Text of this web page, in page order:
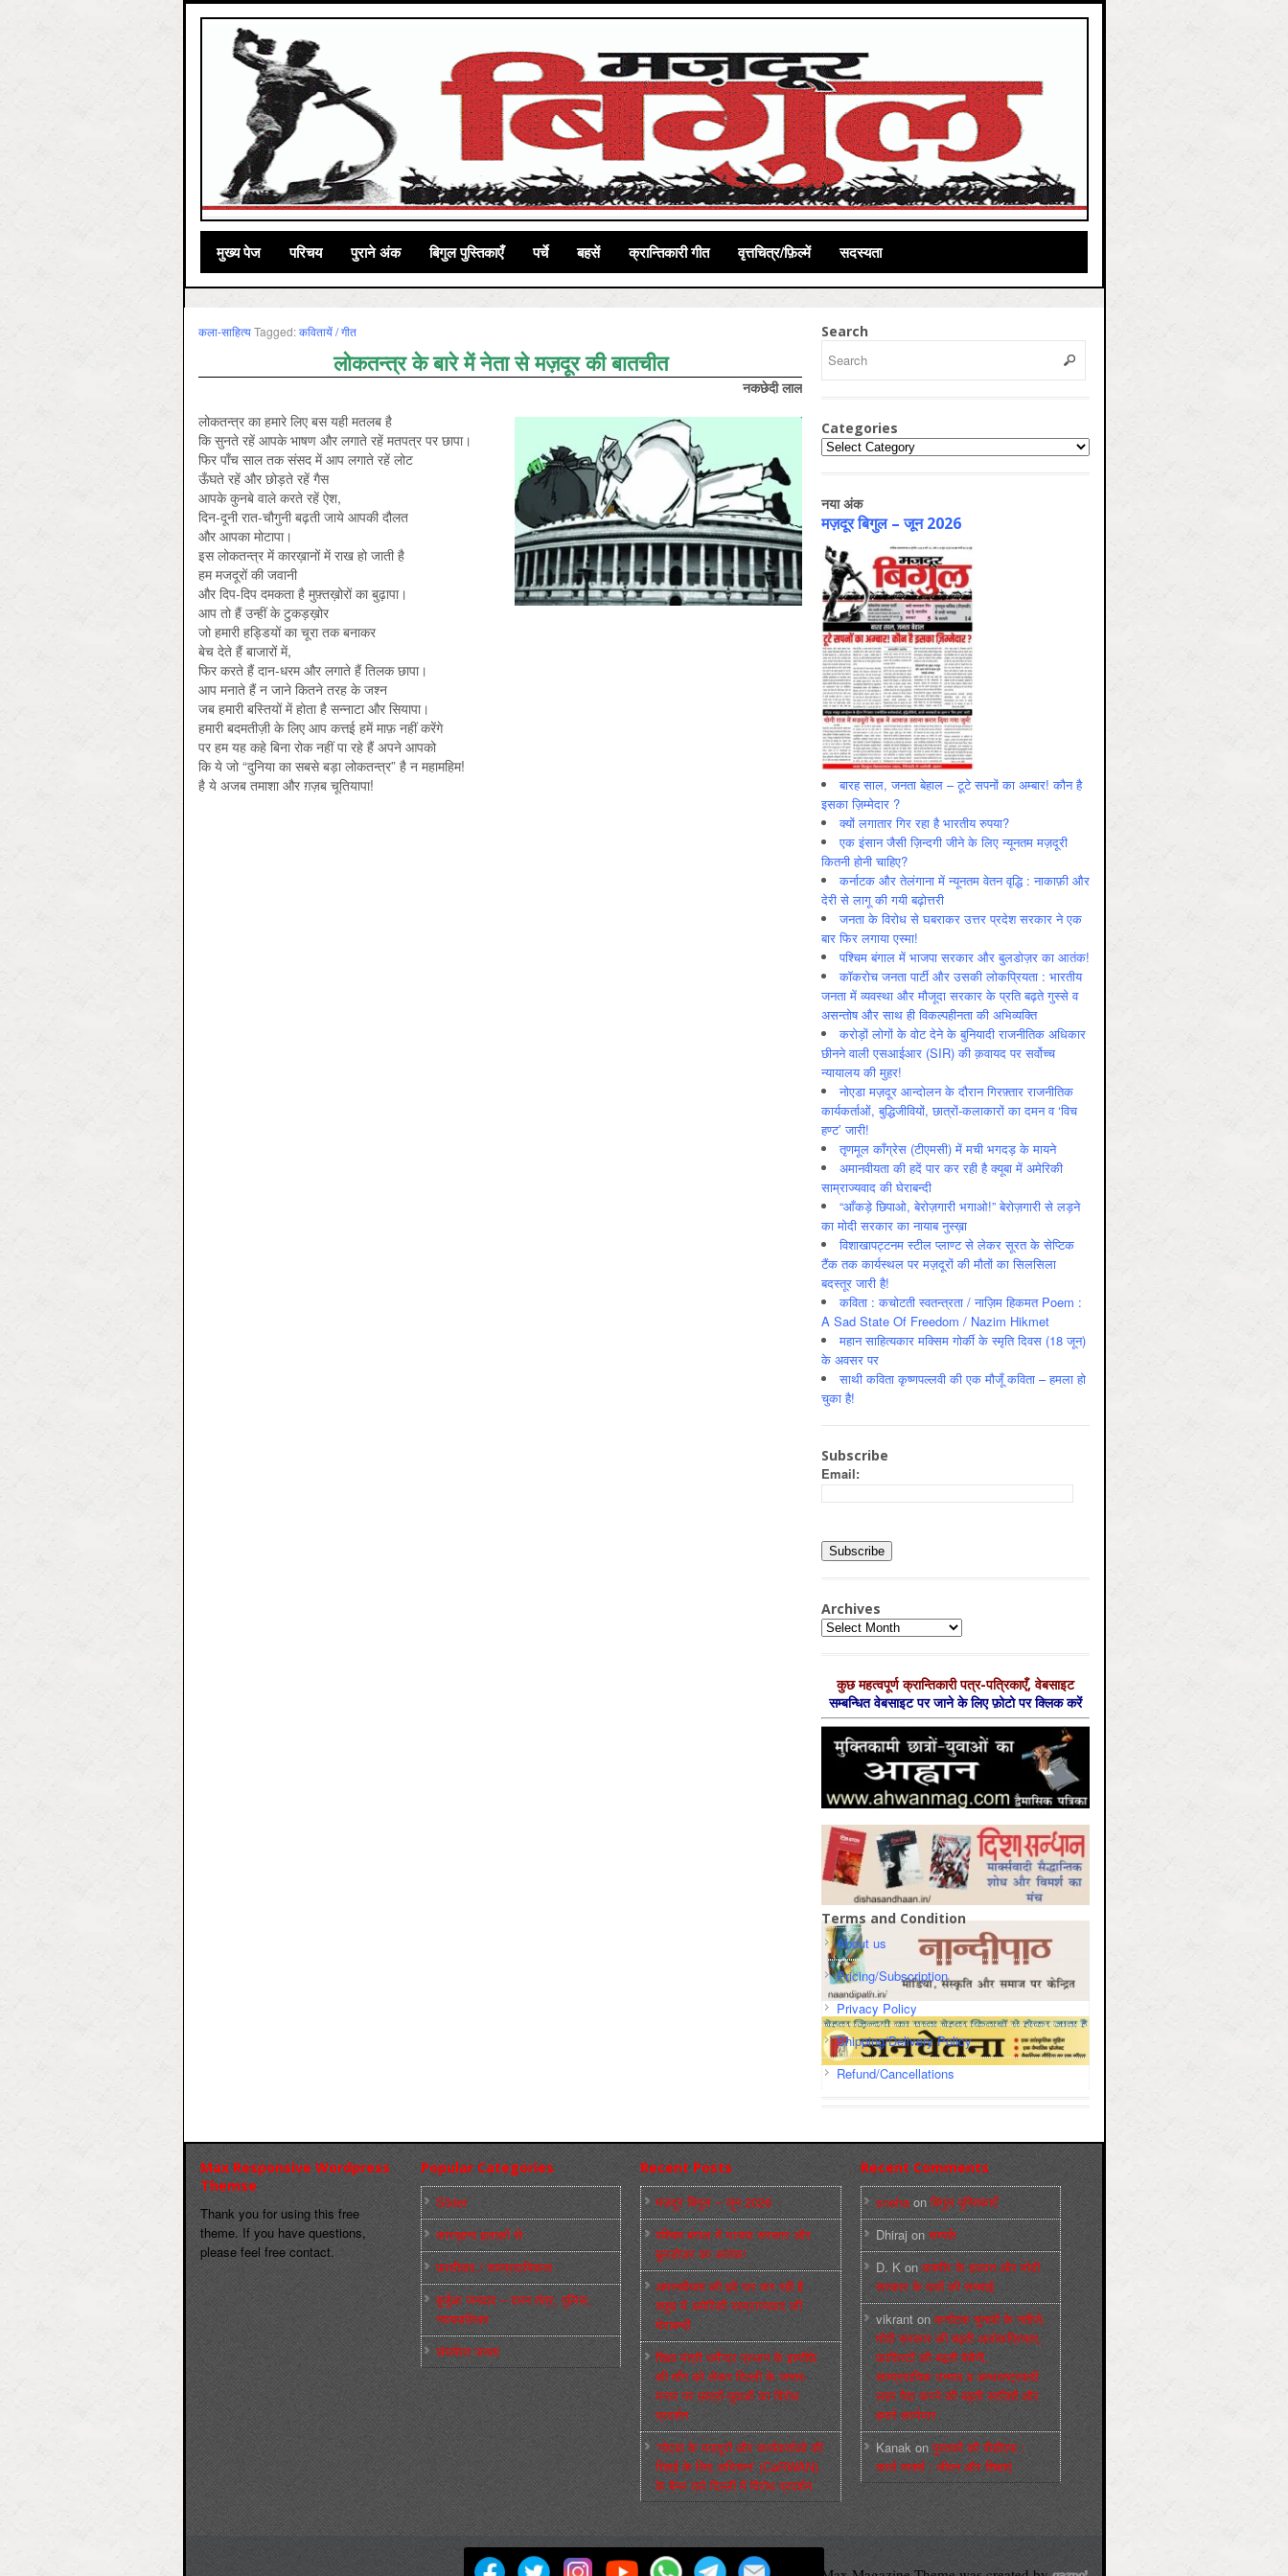
मुख्‍य पेज परिचय पुराने अंक बिगुल पुस्तिकाएँ पर्चे बहसें क्रान्तिकारी गीत वृत्तचित्र/फ़िल्में सदस्यता
कला-साहित्‍यTagged:कवितायें / गीत
लोकतन्त्र के बारे में नेता से मज़दूर की बातचीत
नकछेदी लाल
लोकतन्त्र का हमारे लिए बस यही मतलब है
कि सुनते रहें आपके भाषण और लगाते रहें मतपत्र पर छापा।
फिर पाँच साल तक संसद में आप लगाते रहें लोट
ऊँघते रहें और छोड़ते रहें गैस
आपके कुनबे वाले करते रहें ऐश,
दिन-दूनी रात-चौगुनी बढ़ती जाये आपकी दौलत
और आपका मोटापा।
इस लोकतन्त्र में कारख़ानों में राख हो जाती है
हम मजदूरों की जवानी
और दिप-दिप दमकता है मुफ़्तख़ोरों का बुढ़ापा।
आप तो हैं उन्हीं के टुकड़ख़ोर
जो हमारी हड्डियों का चूरा तक बनाकर
बेच देते हैं बाजारों में,
फिर करते हैं दान-धरम और लगाते हैं तिलक छापा।
आप मनाते हैं न जाने कितने तरह के जश्न
जब हमारी बस्तियों में होता है सन्नाटा और सियापा।
हमारी बदमतीज़ी के लिए आप कत्तई हमें माफ़ नहीं करेंगे
पर हम यह कहे बिना रोक नहीं पा रहे हैं अपने आपको
कि ये जो “दुनिया का सबसे बड़ा लोकतन्त्र” है न महामहिम!
है ये अजब तमाशा और ग़ज़ब चूतियापा!
Search
Categories
Categories
नया अंक
मज़दूर बिगुल – जून 2026
बारह साल, जनता बेहाल – टूटे सपनों का अम्बार! कौन है
इसका ज़िम्मेदार ?
क्यों लगातार गिर रहा है भारतीय रुपया?
एक इंसान जैसी ज़िन्दगी जीने के लिए न्यूनतम मज़दूरी
कितनी होनी चाहिए?
कर्नाटक और तेलंगाना में न्यूनतम वेतन वृद्धि : नाकाफ़ी और
देरी से लागू की गयी बढ़ोत्तरी
जनता के विरोध से घबराकर उत्तर प्रदेश सरकार ने एक
बार फिर लगाया एस्मा!
पश्चिम बंगाल में भाजपा सरकार और बुलडोज़र का आतंक!
कॉकरोच जनता पार्टी और उसकी लोकप्रियता : भारतीय
जनता में व्‍यवस्‍था और मौजूदा सरकार के प्रति बढ़ते गुस्‍से व
असन्‍तोष और साथ ही विकल्‍पहीनता की अभिव्‍यक्ति
करोड़ों लोगों के वोट देने के बुनियादी राजनीतिक अधिकार
छीनने वाली एसआईआर (SIR) की क़वायद पर सर्वोच्च
न्यायालय की मुहर!
नोएडा मज़दूर आन्दोलन के दौरान गिरफ़्तार राजनीतिक
कार्यकर्ताओं, बुद्धिजीवियों, छात्रों-कलाकारों का दमन व ‘विच
हण्ट’ जारी!
तृणमूल काँग्रेस (टीएमसी) में मची भगदड़ के मायने
अमानवीयता की हदें पार कर रही है क्यूबा में अमेरिकी
साम्राज्यवाद की घेराबन्दी
“आँकड़े छिपाओ, बेरोज़गारी भगाओ!” बेरोज़गारी से लड़ने
का मोदी सरकार का नायाब नुस्ख़ा
विशाखापट्टनम स्टील प्लाण्ट से लेकर सूरत के सेप्टिक
टैंक तक कार्यस्थल पर मज़दूरों की मौतों का सिलसिला
बदस्तूर जारी है!
कविता : कचोटती स्वतन्त्रता / नाज़िम हिकमत Poem :
A Sad State Of Freedom / Nazim Hikmet
महान साहित्यकार मक्सिम गोर्की के स्मृति दिवस (18 जून)
के अवसर पर
साथी कविता कृष्णपल्लवी की एक मौजूँ कविता – हमला हो
चुका है!
Subscribe
Email:
Archives
Archives
कुछ महत्‍वपूर्ण क्रान्तिकारी पत्र-पत्रिकाएँ, वेबसाइट
सम्‍बन्धित वेबसाइट पर जाने के लिए फ़ोटो पर क्लिक करें
Terms and Condition
About us
Pricing/Subscription
Privacy Policy
Shipping/Delivery Policy
Refund/Cancellations
Max Responsive Wordpress
Themse
Thank you for using this free
theme. If you have questions,
please feel free contact.
Popular Categories
Slider
कारख़ाना इलाक़ों से
फ़ासीवाद / साम्‍प्रदायिकता
बुर्जुआ जनवाद – दमन तंत्र, पुलिस,
न्‍यायपालिका
संघर्षरत जनता
Recent Posts
मज़दूर बिगुल – जून 2026
पश्चिम बंगाल में भाजपा सरकार और
बुलडोज़र का आतंक!
अमानवीयता की हदें पार कर रही है
क्यूबा में अमेरिकी साम्राज्यवाद की
घेराबन्दी
शिक्षा मंत्री धर्मेन्द्र प्रधान के इस्तीफ़े
की माँग को लेकर दिल्ली के जन्तर-
मन्तर पर छात्रों-युवाओं का विरोध
प्रदर्शन
‘नोएडा के मज़दूरों और कार्यकर्ताओं की
रिहाई के लिए अभियान’ (CaRWAN)
के बैनर तले दिल्ली में विरोध प्रदर्शन
Recent Comments
snehaonबिगुल पुस्तिकाएँ
Dhirajon सम्पर्क
D. Konकश्मीर के हालात और मोदी
सरकार के दावों की सच्चाई
vikrantonकर्नाटक चुनावों के नतीजे,
मोदी सरकार की बढ़ती अलोकप्रियता,
फ़ासिस्टों की बढ़ती बेचैनी,
साम्प्रदायिक उन्माद व अन्धराष्ट्रवादी
लहर पैदा करने की बढ़ती साज़िशें और
हमारे कार्यभार
Kanakonपुस्‍तकों की पीडीएफ :
कार्ल मार्क्‍स : जीवन और शिक्षाएं
मज़दूर बिगुल Powered by
WordPress